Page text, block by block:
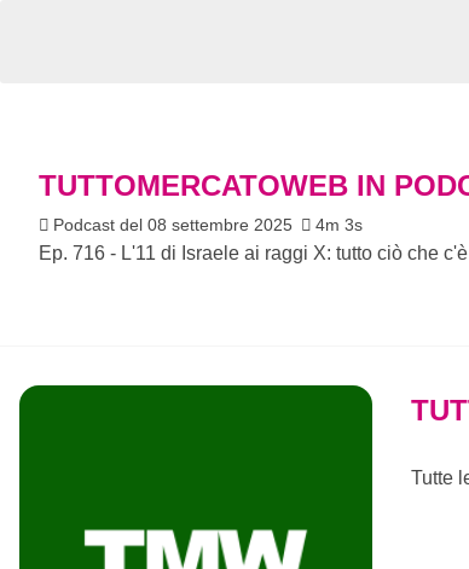
TUTTOMERCATOWEB IN
Podcast del 08 settembre 2025 4m 3s
Ep. 716 - L'11 di Israele ai raggi X: tutto ciò che
Tutte